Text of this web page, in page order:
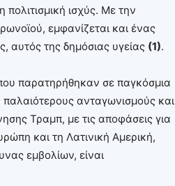
πολιτισμική ισχύς. Με την
εμφανίζεται και ένας
αυτός της δημόσιας υγείας (1).
παρατηρήθηκαν σε παγκόσμια
ανταγωνισμούς και
Τραμπ, με τις αποφάσεις για
και τη Λατινική Αμερική,
εμβολίων, είναι